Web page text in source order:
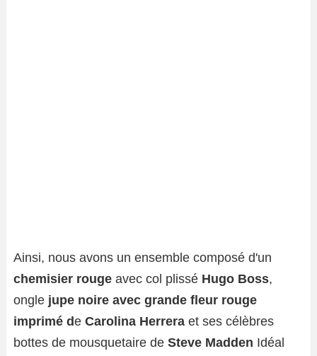
Ainsi, nous avons un ensemble composé d'un
chemisier rouge avec col plissé Hugo Boss,
ongle jupe noire avec grande fleur rouge
imprimé de Carolina Herrera et ses célèbres
bottes de mousquetaire de Steve Madden Idéal